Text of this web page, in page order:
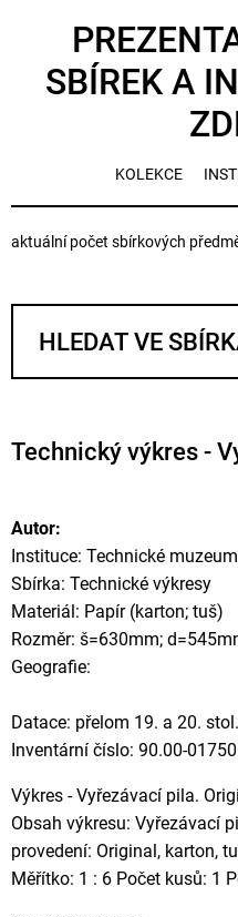
SBÍREK A
KOLEKCE
aktuální počet sbírkových
Technický výkres -
Autor:
Instituce: Technické
Sbírka: Technické výkresy
Materiál: Papír (karton; tuš)
Rozměr: š=630mm;
Geografie:
Datace: přelom 19. a 20. stol.
Inventární číslo: 90.00-01750
Výkres - Vyřezávací pila.
Obsah výkresu: Vyřezávací
provedení: Original, karton,
Měřítko: 1 : 6 Počet kusů: 1